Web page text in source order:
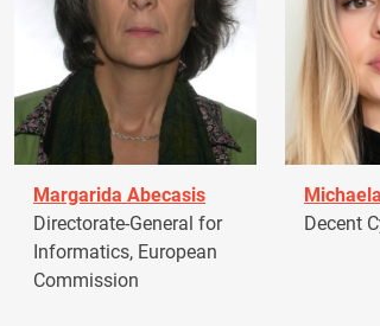
Margarida Abecasis
Directorate-General for
Informatics, European
Commission
Decent